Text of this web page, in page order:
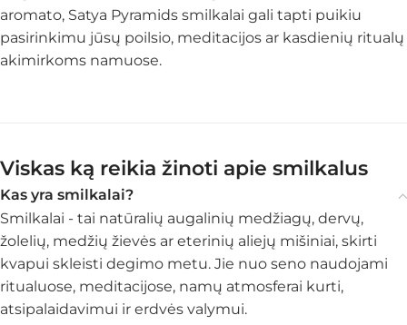
aromato, Satya Pyramids smilkalai gali tapti puikiu
pasirinkimu jūsų poilsio, meditacijos ar kasdienių ritualų
akimirkoms namuose.
Viskas ką reikia žinoti apie smilkalus
Kas yra smilkalai?
Smilkalai - tai natūralių augalinių medžiagų, dervų,
žolelių, medžių žievės ar eterinių aliejų mišiniai, skirti
kvapui skleisti degimo metu. Jie nuo seno naudojami
ritualuose, meditacijose, namų atmosferai kurti,
atsipalaidavimui ir erdvės valymui.